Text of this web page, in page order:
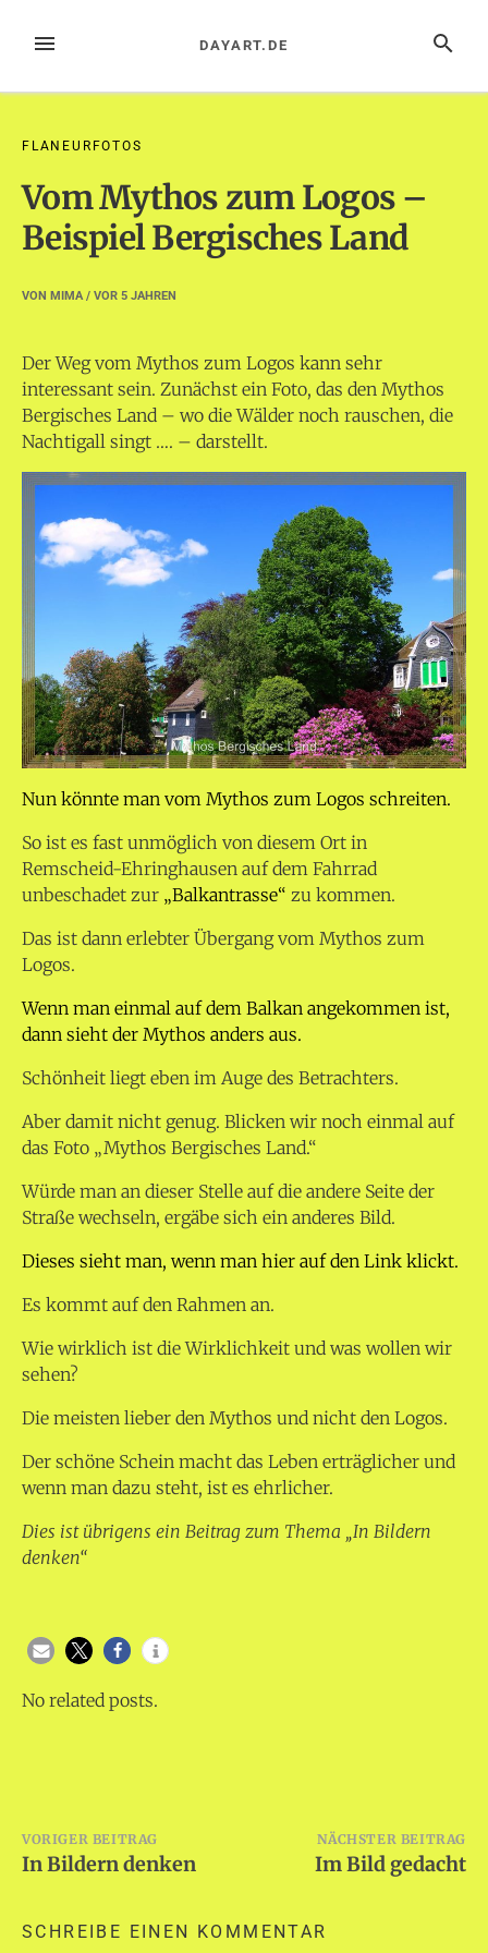
InhaltMENÜ SUCHE
DAYART.DE
FLANEURFOTOS
Vom Mythos zum Logos –
Beispiel Bergisches Land
VON MIMA/ VOR 5 JAHREN
Der Weg vom Mythos zum Logos kann sehr
interessant sein. Zunächst ein Foto, das den Mythos
Bergisches Land – wo die Wälder noch rauschen, die
Nachtigall singt …. – darstellt.
Nun könnte man vom Mythos zum Logos schreiten.
So ist es fast unmöglich von diesem Ort in
Remscheid-Ehringhausen auf dem Fahrrad
unbeschadet zur „Balkantrasse“ zu kommen.
Das ist dann erlebter Übergang vom Mythos zum
Logos.
Wenn man einmal auf dem Balkan angekommen ist,
dann sieht der Mythos anders aus.
Schönheit liegt eben im Auge des Betrachters.
Aber damit nicht genug. Blicken wir noch einmal auf
das Foto „Mythos Bergisches Land.“
Würde man an dieser Stelle auf die andere Seite der
Straße wechseln, ergäbe sich ein anderes Bild.
Dieses sieht man, wenn man hier auf den Link klickt.
Es kommt auf den Rahmen an.
Wie wirklich ist die Wirklichkeit und was wollen wir
sehen?
Die meisten lieber den Mythos und nicht den Logos.
Der schöne Schein macht das Leben erträglicher und
wenn man dazu steht, ist es ehrlicher.
Dies ist übrigens ein Beitrag zum Thema „In Bildern
denken“
No related posts.
Beitragsnavigation
VORIGER BEITRAG
In Bildern denken
NÄCHSTER BEITRAG
Im Bild gedacht
SCHREIBE EINEN KOMMENTAR